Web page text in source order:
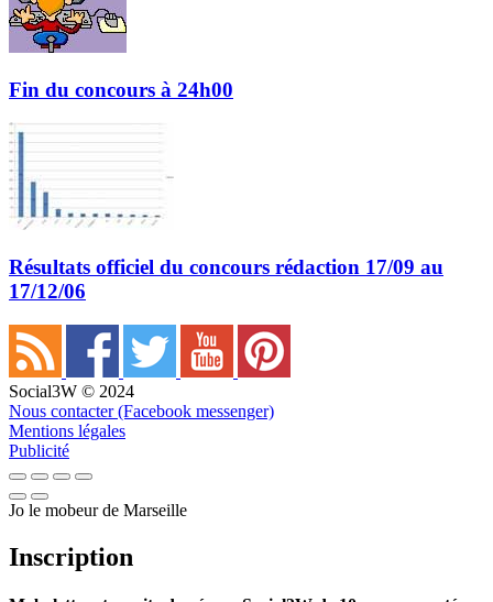
Fin du concours à 24h00
Résultats officiel du concours rédaction 17/09 au
17/12/06
Social3W © 2024
Nous contacter (Facebook messenger)
Mentions légales
Publicité
Jo le mobeur de Marseille
Inscription